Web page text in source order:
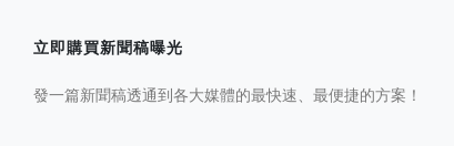
立即購買新聞稿曝光
發一篇新聞稿透通到各大媒體的最快速、最便捷的方案！